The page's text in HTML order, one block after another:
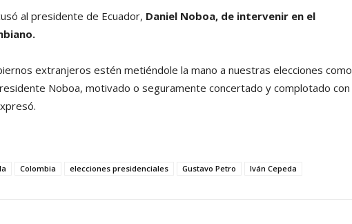
al presidente de Ecuador, Daniel Noboa, de intervenir en el
extranjeros estén metiéndole la mano a nuestras elecciones como
Noboa, motivado o seguramente concertado y complotado con
Colombia elecciones presidenciales Gustavo Petro Iván Cepeda